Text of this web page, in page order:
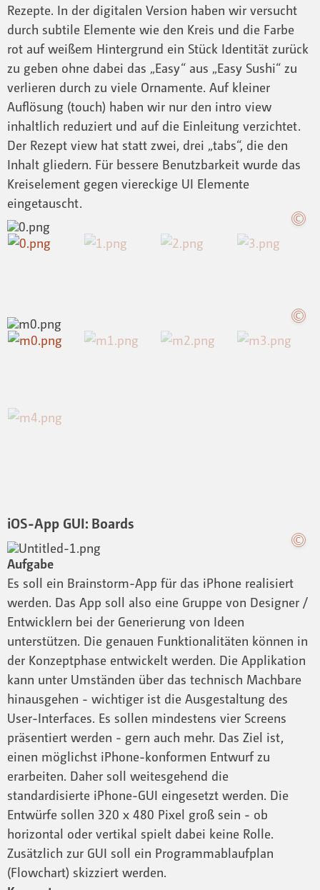
Rezepte. In der digitalen Version haben wir versucht
durch subtile Elemente wie den Kreis und die Farbe
rot auf weißem Hintergrund ein Stück Identität zurück
zu geben ohne dabei das „Easy“ aus „Easy Sushi“ zu
verlieren durch zu viele Ornamente. Auf kleiner
Auflösung (touch) haben wir nur den intro view
inhaltlich reduziert und auf die Einleitung verzichtet.
Der Rezept view hat statt zwei, drei „tabs“, die den
Inhalt gliedern. Für bessere Benutzbarkeit wurde das
Kreiselement gegen viereckige UI Elemente
eingetauscht.
iOS-App GUI: Boards
Aufgabe
Es soll ein Brainstorm-App für das iPhone realisiert
werden. Das App soll also eine Gruppe von Designer /
Entwicklern bei der Generierung von Ideen
unterstützen. Die genauen Funktionalitäten können in
der Konzeptphase entwickelt werden. Die Applikation
kann unter Umständen über das technisch Machbare
hinausgehen - wichtiger ist die Ausgestaltung des
User-Interfaces. Es sollen mindestens vier Screens
präsentiert werden - gern auch mehr. Das Ziel ist,
einen möglichst iPhone-konformen Entwurf zu
erarbeiten. Daher soll weitesgehend die
standardisierte iPhone-GUI eingesetzt werden. Die
Entwürfe sollen 320 x 480 Pixel groß sein - ob
horizontal oder vertikal spielt dabei keine Rolle.
Zusätzlich zur GUI soll ein Programmablaufplan
(Flowchart) skizziert werden.